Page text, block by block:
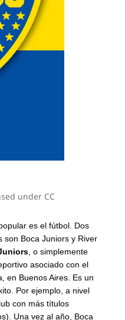
under CC
es el fútbol. Dos
son Boca Juniors y River
, o simplemente
asociado con el
en Buenos Aires. Es un
Por ejemplo, a nivel
con más títulos
Una vez al año, Boca